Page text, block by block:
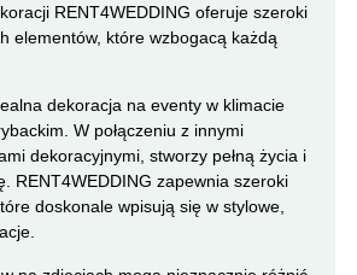
RENT4WEDDING oferuje szeroki
elementów, które wzbogacą każdą
dekoracja na eventy w klimacie
W połączeniu z innymi
dekoracyjnymi, stworzy pełną życia i
RENT4WEDDING zapewnia szeroki
doskonale wpisują się w stylowe,